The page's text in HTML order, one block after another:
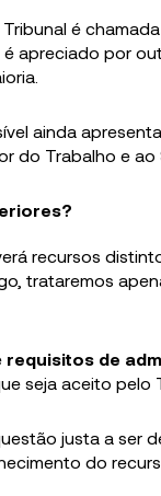
é
apreciado por
ainda
do Trabalho e ao
recursos
trataremos
requisitos de
seja aceito pelo
justa a ser
do